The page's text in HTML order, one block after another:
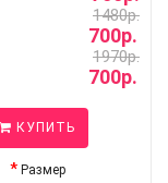
1480р.
700р.
1970р.
700р.
КУПИТЬ
Размер